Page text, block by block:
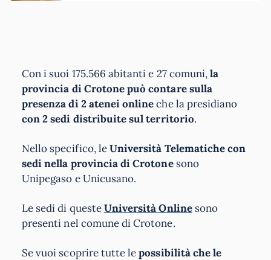
Con i suoi 175.566 abitanti e 27 comuni,la
provincia di Crotone può contare sulla
presenza di 2 atenei onlineche la presidiano
con 2 sedi distribuite sul territorio.
Nello specifico, leUniversità Telematiche con
sedi nella provincia di Crotonesono
Unipegaso e Unicusano.
Le sedi di questeUniversità Onlinesono
presenti nel comune di Crotone.
Se vuoi scoprire tutte lepossibilità che le